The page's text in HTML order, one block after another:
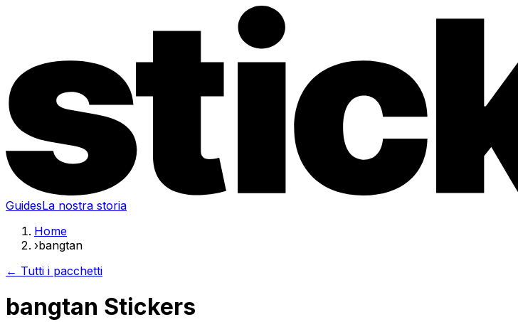
GuidesLa nostra storia
Home
›bangtan
← Tutti i pacchetti
bangtan Stickers